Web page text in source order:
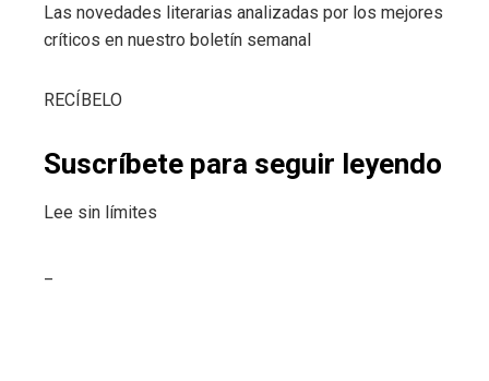
Las novedades literarias analizadas por los mejores
críticos en nuestro boletín semanal
RECÍBELO
Suscríbete para seguir leyendo
Lee sin límites